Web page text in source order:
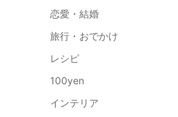
恋愛・結婚
旅行・おでかけ
レシピ
100yen
インテリア